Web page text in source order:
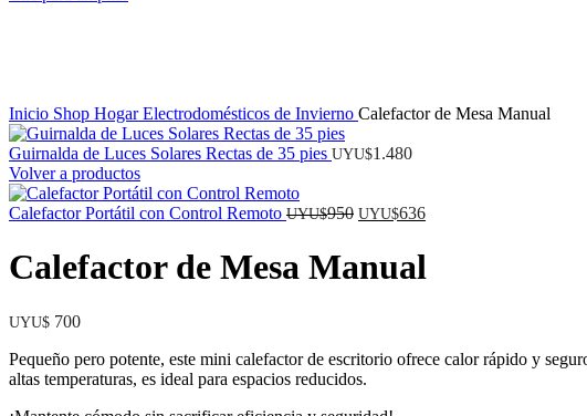
Inicio Shop HogarElectrodomésticos de Invierno Calefactor de Mesa Manual
Guirnalda de Luces Solares Rectas de 35 pies UYU$1.480
Volver a productos
Calefactor Portátil con Control Remoto UYU$950 El
era:
UYU$636El
Calefactor de Mesa Manual
UYU$ 700
Pequeño pero potente, este mini calefactor de escritorio ofrece calor rápido y
altas temperaturas, es ideal para espacios reducidos.